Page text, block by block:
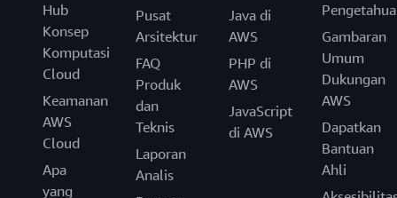
Hub
Konsep
Komputasi
Cloud
Keamanan
AWS
Cloud
Apa
yang
Pusat
Arsitektur
FAQ
Produk
dan
Teknis
Laporan
Analis
Java di
AWS
PHP di
AWS
JavaScript
di AWS
Gambaran
Umum
Dukungan
AWS
Dapatkan
Bantuan
Ahli